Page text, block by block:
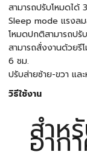
สามารถปรับโหมดได้
Sleep mode แรงล
โหมดปกติสามารถปรั
สามารถสั่งงานด้วยรี
6 ชม.
ปรับส่ายซ้าย-ขวา แล
วิธีใช้งาน
สำห
อาก